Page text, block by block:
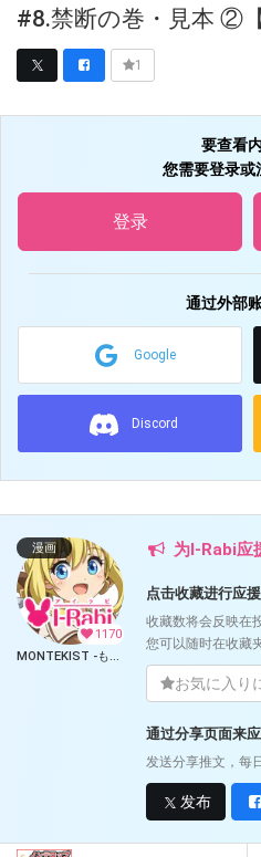
#8.禁断の巻・見本 ②
1
要查看
您需要登录或
登录
通过外部
Google
Discord
1170
漫画
MONTEKIST -もんてきすと- (I-Rabi)
为I-Rabi应
点击收藏进行应援
收藏数将会反映在
您可以随时在收藏
お気に入り
通过分享页面来应
发送分享推文，每
发布